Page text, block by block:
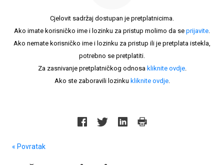
Cjelovit sadržaj dostupan je pretplatnicima.
Ako imate korisničko ime i lozinku za pristup molimo da se prijavite.
Ako nemate korisničko ime i lozinku za pristup ili je pretplata istekla,
potrebno se pretplatiti.
Za zasnivanje pretplatničkog odnosa kliknite ovdje.
Ako ste zaboravili lozinku kliknite ovdje.
« Povratak